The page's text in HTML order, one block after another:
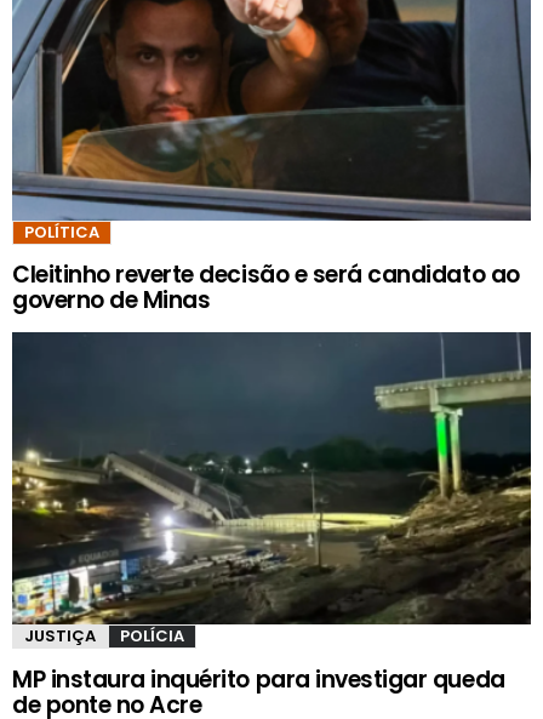
POLÍTICA
Cleitinho reverte decisão e será candidato ao
governo de Minas
JUSTIÇA POLÍCIA
MP instaura inquérito para investigar queda
de ponte no Acre